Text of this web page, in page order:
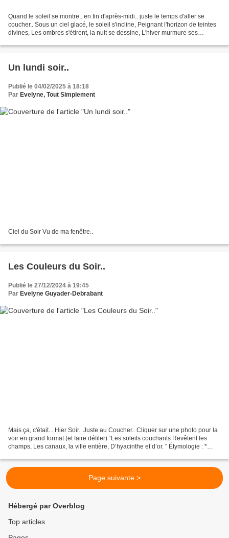
Quand le soleil se montre.. en fin d'après-midi.. juste le temps d'aller se
coucher.. Sous un ciel glacé, le soleil s'incline, Peignant l'horizon de teintes
divines, Les ombres s'étirent, la nuit se dessine, L'hiver murmure ses
Un lundi soir..
Publié le 04/02/2025 à 18:18
Par Evelyne, Tout Simplement
Ciel du Soir Vu de ma fenêtre..
Les Couleurs du Soir..
Publié le 27/12/2024 à 19:45
Par Evelyne Guyader-Debrabant
Mais ça, c'était... Hier Soir.. Juste au Coucher.. Cliquer sur une photo pour la
voir en grand format (et faire défiler) “Les soleils couchants Revêtent les
champs, Les canaux, la ville entière, D’hyacinthe et d’or. ” Étymologie : *
Page suivante >
Hébergé par Overblog
Top articles